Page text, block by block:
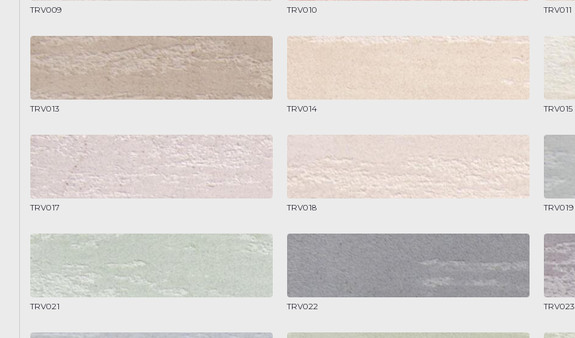
TRV009 TRV010 TRV011
TRV013 TRV014 TRV015
TRV017 TRV018 TRV019
TRV021 TRV022 TRV023